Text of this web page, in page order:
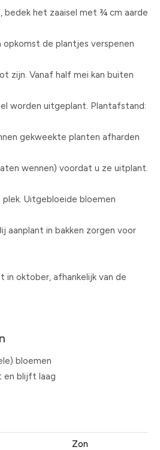
bedek het zaaisel met ¾ cm aarde
opkomst de plantjes verspenen
zijn. Vanaf half mei kan buiten
worden uitgeplant. Plantafstand:
gekweekte planten afharden
wennen) voordat u ze uitplant.
Uitgebloeide bloemen
aanplant in bakken zorgen voor
in oktober, afhankelijk van de
bloemen
en blijft laag
Zon